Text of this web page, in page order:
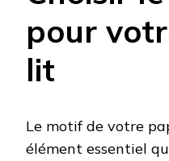
pour
lit
Le motif de votre
élément essentiel